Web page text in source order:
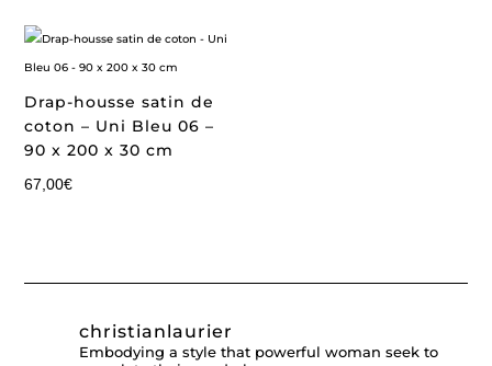
Drap-housse satin de
coton – Uni Bleu 06 –
90 x 200 x 30 cm
67,00€
christianlaurier
Embodying a style that powerful woman seek to